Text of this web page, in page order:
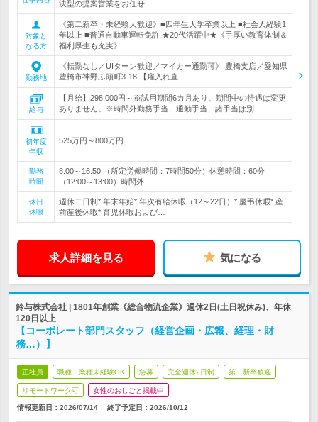
決型の提案営業をお任せ
対象と
なる方
《第二新卒・未経験大歓迎》■四年生大学卒業以上 ■社会人経験1
年以上 ■普通自動車運転免許 ★20代活躍中★《手厚い教育体制＆
福利厚生も充実》
勤務地
《転勤なし／UIターン歓迎／マイカー通勤可》 豊橋支店／愛知県
豊橋市神野ふ頭町3-18 【雇入れ直…
給与
【月給】298,000円～※試用期間6カ月あり。期間中の待遇は変更
ありません。※時間外勤務手当、通勤手当、諸手当は別…
初年度
年収
525万円～800万円
勤務
時間
8:00～16:50 （所定労働時間：7時間50分）休憩時間：60分
（12:00～13:00）時間外…
休日
休暇
週休二日制* 年末年始* 年次有給休暇（12～22日）* 慶弔休暇* 産
前産後休暇* 育児休暇および…
求人詳細を見る 気になる
鈴与株式会社 | 1801年創業《総合物流企業》週休2日(土日祝休み)、年休
120日以上
【コーポレート部門スタッフ（経営企画・広報、経理・財
務…）】
正社員 職種・業種未経験OK 急募 完全週休2日制 第二新卒歓迎
リモートワーク可 女性のおしごと掲載中
情報更新日：2026/07/14 終了予定日： 2026/10/12